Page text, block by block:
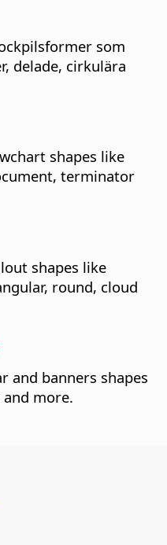
som
delade, cirkulära
shapes like
terminator
shapes like
round, cloud
and banners shapes
more.